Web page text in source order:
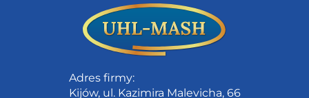
Adres firmy:
Kijów, ul. Kazimira Malevicha, 66